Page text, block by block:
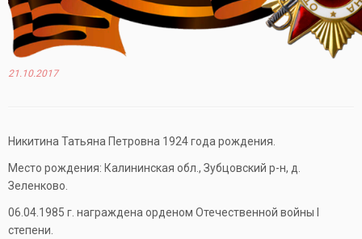
21.10.2017
Никитина Татьяна Петровна 1924 года рождения.
Место рождения: Калининская обл., Зубцовский р-н, д.
Зеленково.
06.04.1985 г. награждена орденом Отечественной войны I
степени.